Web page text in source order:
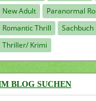
New Adult
Paranormal
Romantic Thrill
Sachbuch
Thriller/ Krimi
BLOG SUCHEN